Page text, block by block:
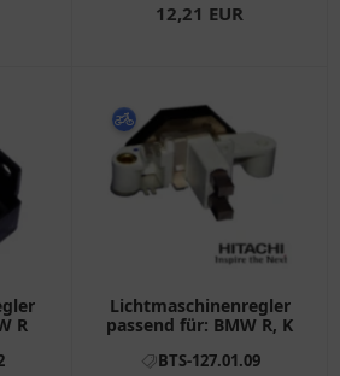
12,21 EUR
R
Lichtmaschinenregler
passend für: BMW R, K
BTS-127.01.09